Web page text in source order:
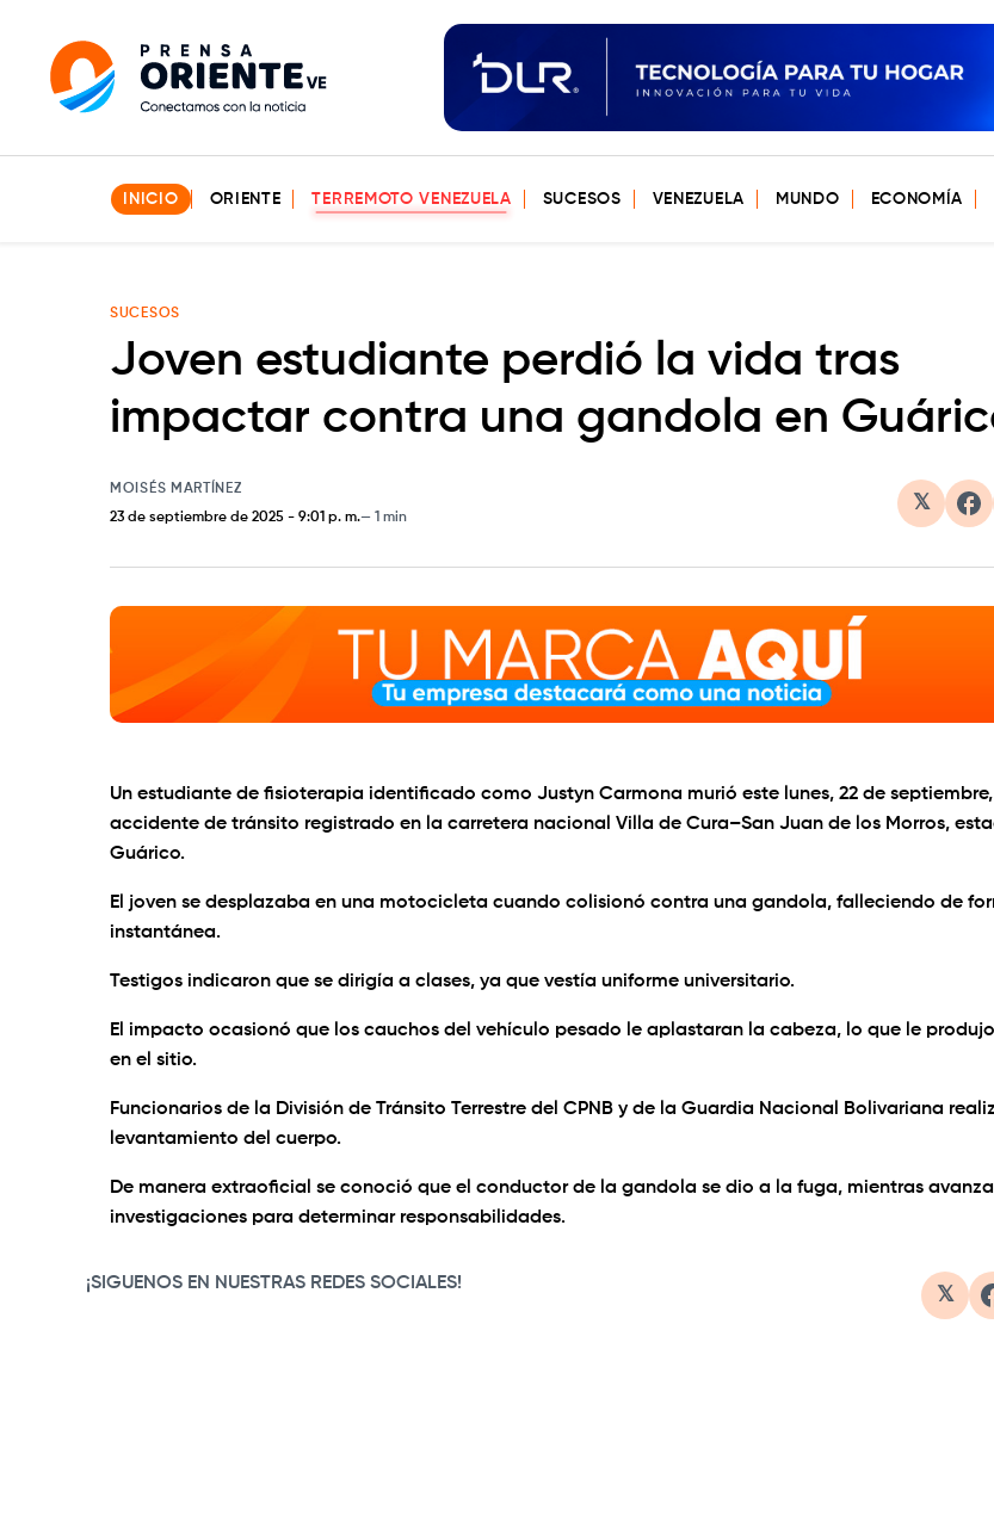
INICIO ORIENTE TERREMOTO VENEZUELA SUCESOS VENEZUELA MUNDO ECONOMÍA
SUCESOS
Joven estudiante perdió la vida tras
impactar contra una gandola en
MOISÉS MARTÍNEZ
23 de septiembre de 2025 - 9:01 p. m. 1 min
𝕏
Un estudiante de fisioterapia identificado como Justyn Carmona murió este lunes, 22 de
accidente de tránsito registrado en la carretera nacional Villa de Cura–San Juan de los Morros,
Guárico.
El joven se desplazaba en una motocicleta cuando colisionó contra una gandola, falleciendo de
instantánea.
Testigos indicaron que se dirigía a clases, ya que vestía uniforme universitario.
El impacto ocasionó que los cauchos del vehículo pesado le aplastaran la cabeza, lo que le
en el sitio.
Funcionarios de la División de Tránsito Terrestre del CPNB y de la Guardia Nacional Bolivariana
levantamiento del cuerpo.
De manera extraoficial se conoció que el conductor de la gandola se dio a la fuga, mientras
investigaciones para determinar responsabilidades.
¡SIGUENOS EN NUESTRAS REDES SOCIALES!
𝕏